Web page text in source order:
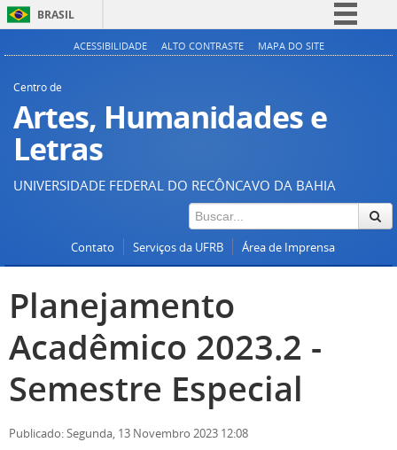
BRASIL
Simplifique!
Acesso à informação
Canais
ACESSIBILIDADE ALTO CONTRASTE MAPA DO SITE
Centro de
Artes, Humanidades e
Letras
UNIVERSIDADE FEDERAL DO RECÔNCAVO DA BAHIA
Contato Serviços da UFRB Área de Imprensa
Planejamento
Acadêmico 2023.2 -
Semestre Especial
Publicado: Segunda, 13 Novembro 2023 12:08